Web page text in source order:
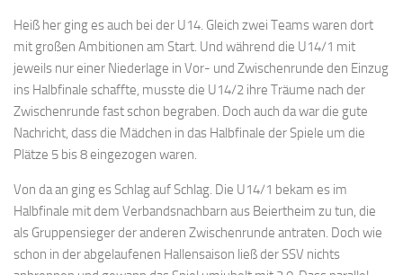
Heiß her ging es auch bei der U14. Gleich zwei Teams waren dort
mit großen Ambitionen am Start. Und während die U14/1 mit
jeweils nur einer Niederlage in Vor- und Zwischenrunde den Einzug
ins Halbfinale schaffte, musste die U14/2 ihre Träume nach der
Zwischenrunde fast schon begraben. Doch auch da war die gute
Nachricht, dass die Mädchen in das Halbfinale der Spiele um die
Plätze 5 bis 8 eingezogen waren.
Von da an ging es Schlag auf Schlag. Die U14/1 bekam es im
Halbfinale mit dem Verbandsnachbarn aus Beiertheim zu tun, die
als Gruppensieger der anderen Zwischenrunde antraten. Doch wie
schon in der abgelaufenen Hallensaison ließ der SSV nichts